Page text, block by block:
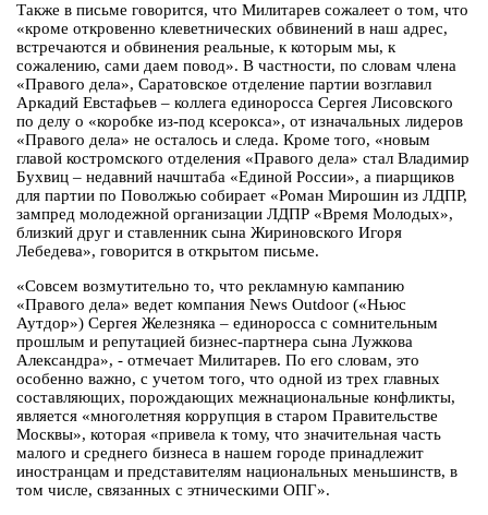
Также в письме говорится, что Милитарев сожалеет о том, что
«кроме откровенно клеветнических обвинений в наш адрес,
встречаются и обвинения реальные, к которым мы, к
сожалению, сами даем повод». В частности, по словам члена
«Правого дела», Саратовское отделение партии возглавил
Аркадий Евстафьев – коллега единоросса Сергея Лисовского
по делу о «коробке из-под ксерокса», от изначальных лидеров
«Правого дела» не осталось и следа. Кроме того, «новым
главой костромского отделения «Правого дела» стал Владимир
Бухвиц – недавний начштаба «Единой России», а пиарщиков
для партии по Поволжью собирает «Роман Мирошин из ЛДПР,
зампред молодежной организации ЛДПР «Время Молодых»,
близкий друг и ставленник сына Жириновского Игоря
Лебедева», говорится в открытом письме.
«Совсем возмутительно то, что рекламную кампанию
«Правого дела» ведет компания News Outdoor («Ньюс
Аутдор») Сергея Железняка – единоросса с сомнительным
прошлым и репутацией бизнес-партнера сына Лужкова
Александра», - отмечает Милитарев. По его словам, это
особенно важно, с учетом того, что одной из трех главных
составляющих, порождающих межнациональные конфликты,
является «многолетняя коррупция в старом Правительстве
Москвы», которая «привела к тому, что значительная часть
малого и среднего бизнеса в нашем городе принадлежит
иностранцам и представителям национальных меньшинств, в
том числе, связанных с этническими ОПГ».